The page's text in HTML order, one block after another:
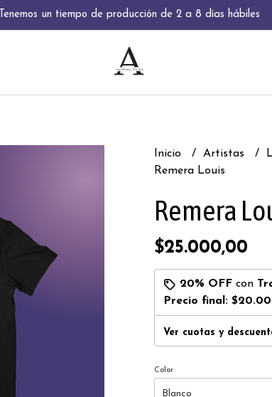
Tenemos un tiempo de producción de 2 a 8 días hábiles
Inicio Artistas
Remera Louis
Remera
$25.000,00
20% OFF con
Precio final:
Ver cuotas y
Color